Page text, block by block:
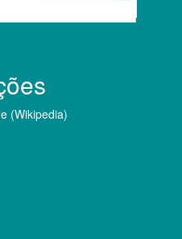
(Wikipedia)